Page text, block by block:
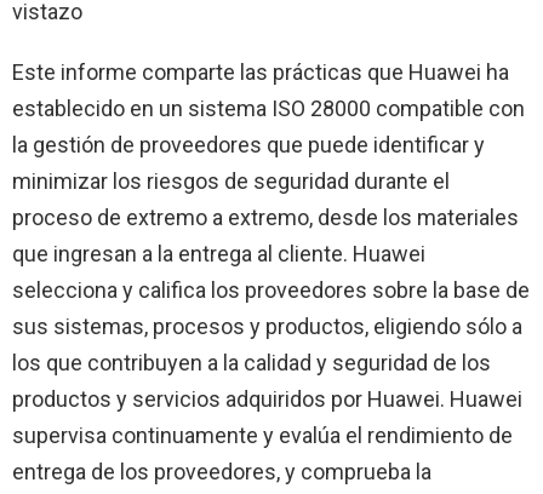
vistazo
Este informe comparte las prácticas que Huawei ha
establecido en un sistema ISO 28000 compatible con
la gestión de proveedores que puede identificar y
minimizar los riesgos de seguridad durante el
proceso de extremo a extremo, desde los materiales
que ingresan a la entrega al cliente. Huawei
selecciona y califica los proveedores sobre la base de
sus sistemas, procesos y productos, eligiendo sólo a
los que contribuyen a la calidad y seguridad de los
productos y servicios adquiridos por Huawei. Huawei
supervisa continuamente y evalúa el rendimiento de
entrega de los proveedores, y comprueba la